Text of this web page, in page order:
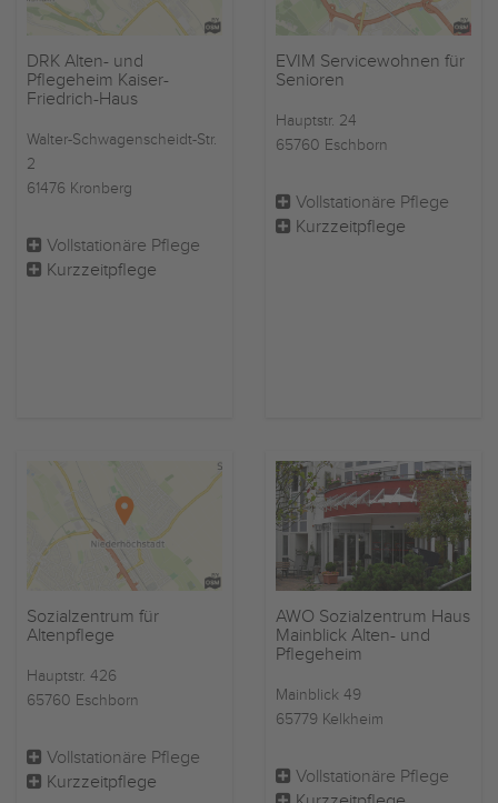
DRK Alten- und
Pflegeheim Kaiser-
Friedrich-Haus
Walter-Schwagenscheidt-Str.
2
61476 Kronberg
Vollstationäre Pflege
Kurzzeitpflege
EVIM Servicewohnen für
Senioren
Hauptstr. 24
65760 Eschborn
Vollstationäre Pflege
Kurzzeitpflege
Sozialzentrum für
Altenpflege
Hauptstr. 426
65760 Eschborn
Vollstationäre Pflege
Kurzzeitpflege
AWO Sozialzentrum Haus
Mainblick Alten- und
Pflegeheim
Mainblick 49
65779 Kelkheim
Vollstationäre Pflege